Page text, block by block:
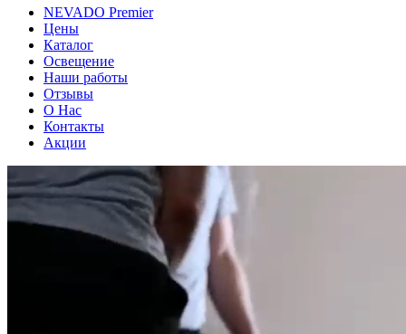
NEVADO Premier
Цены
Каталог
Освещение
Наши работы
Отзывы
О Нас
Контакты
Акции